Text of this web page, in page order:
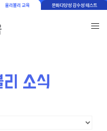
올리볼리 교육 문화다양성 감수성 테스트